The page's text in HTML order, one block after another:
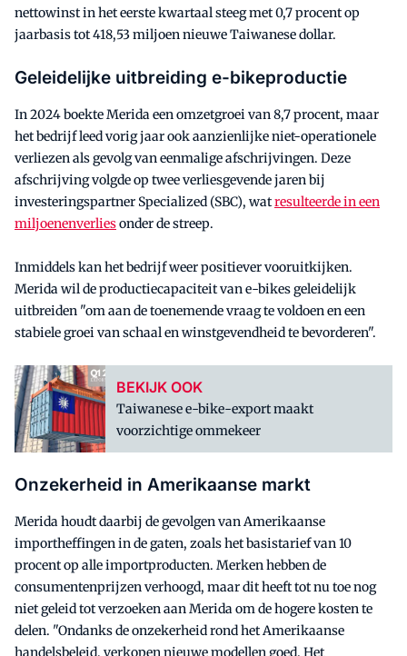
nettowinst in het eerste kwartaal steeg met 0,7 procent op
jaarbasis tot 418,53 miljoen nieuwe Taiwanese dollar.
Geleidelijke uitbreiding e-bikeproductie
In 2024 boekte Merida een omzetgroei van 8,7 procent, maar
het bedrijf leed vorig jaar ook aanzienlijke niet-operationele
verliezen als gevolg van eenmalige afschrijvingen. Deze
afschrijving volgde op twee verliesgevende jaren bij
investeringspartner Specialized (SBC), watresulteerde in een
miljoenenverliesonder de streep.
Inmiddels kan het bedrijf weer positiever vooruitkijken.
Merida wil de productiecapaciteit van e-bikes geleidelijk
uitbreiden "om aan de toenemende vraag te voldoen en een
stabiele groei van schaal en winstgevendheid te bevorderen".
BEKIJK OOK
Taiwanese e-bike-export maakt
voorzichtige ommekeer
Onzekerheid in Amerikaanse markt
Merida houdt daarbij de gevolgen van Amerikaanse
importheffingen in de gaten, zoals het basistarief van 10
procent op alle importproducten. Merken hebben de
consumentenprijzen verhoogd, maar dit heeft tot nu toe nog
niet geleid tot verzoeken aan Merida om de hogere kosten te
delen. "Ondanks de onzekerheid rond het Amerikaanse
handelsbeleid, verkopen nieuwe modellen goed. Het